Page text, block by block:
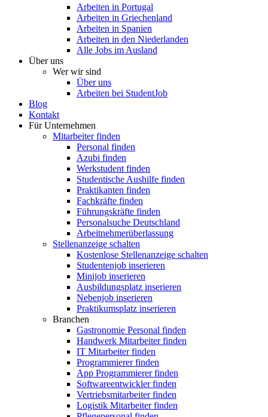
Arbeiten in Portugal
Arbeiten in Griechenland
Arbeiten in Spanien
Arbeiten in den Niederlanden
Alle Jobs im Ausland
Über uns
Wer wir sind
Über uns
Arbeiten bei StudentJob
Blog
Kontakt
Für Unternehmen
Mitarbeiter finden
Personal finden
Azubi finden
Werkstudent finden
Studentische Aushilfe finden
Praktikanten finden
Fachkräfte finden
Führungskräfte finden
Personalsuche Deutschland
Arbeitnehmerüberlassung
Stellenanzeige schalten
Kostenlose Stellenanzeige schalten
Studentenjob inserieren
Minijob inserieren
Ausbildungsplatz inserieren
Nebenjob inserieren
Praktikumsplatz inserieren
Branchen
Gastronomie Personal finden
Handwerk Mitarbeiter finden
IT Mitarbeiter finden
Programmierer finden
App Programmierer finden
Softwareentwickler finden
Vertriebsmitarbeiter finden
Logistik Mitarbeiter finden